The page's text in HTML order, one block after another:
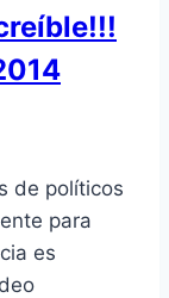
de políticos
para
es